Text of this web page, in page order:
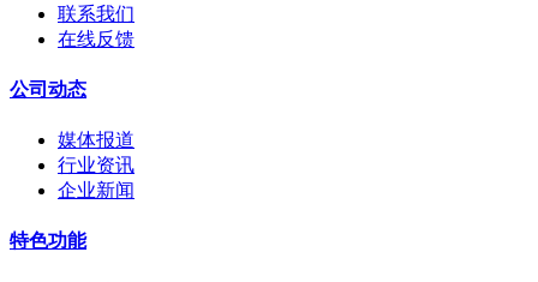
联系我们
在线反馈
公司动态
媒体报道
行业资讯
企业新闻
特色功能